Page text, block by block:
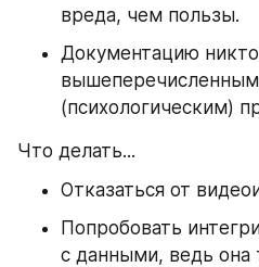
вреда, чем пользы.
Документацию
(психологическим)
Что делать...
Отказаться от
Попробовать
с данными, ведь